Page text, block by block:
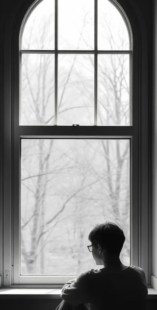
imaginaires. Des scénarios qui ne se réaliseront
peut-être jamais. Des regrets du passé. Des
inquiétudes pour demain. Et parfois, au fond une
fatigu